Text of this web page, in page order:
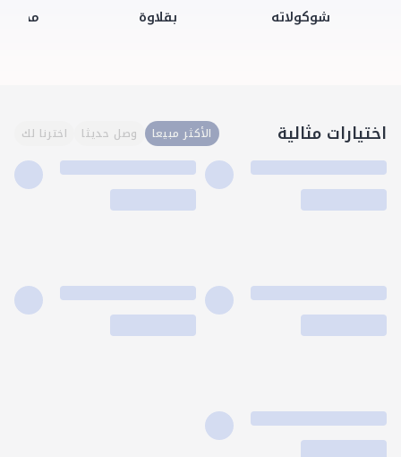
شوكولاته بقلاوة
اختيارات مثالية الأكثر مبيعا وصل حديثا اخترنا لك